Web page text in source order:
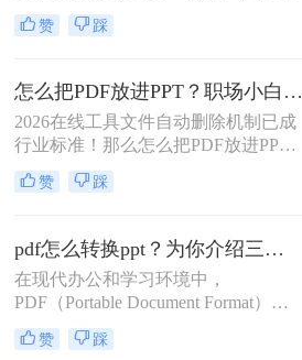
报告一键转化为PPT演示文稿是高频
刚需。然而，90%的办公族曾陷入“转
工”的泥潭——这不是能力问题，而
是工具选择的致命陷阱。
赞 踩
怎么把PDF放进PPT？职场小白快来学习这3种方法！
2026在线工具文件自动删除机制已成
行业标准！那么怎么把PDF放进PPT
呢？本文由演示文稿安全团队实测验
证（测试环境：Win11 + Microsoft
2025 / 转转大师在线工具），系统拆
解3种科学路径，精准匹配会议演示/
教学课件/商务提案三大场景，附超详
细步骤与文件自动清理机制，助你10
秒锁定最优方案！
赞 踩
pdf怎么转换ppt？为你介绍三种常见的方法！
在现代办公和学习环境中，
PDF（Portable Document Format）因
其跨平台兼容性和内容保护特性而广
受欢迎。然而，有时候我们需要将
赞 踩